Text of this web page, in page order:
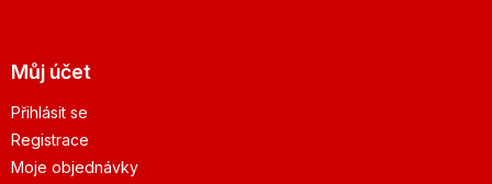
Můj účet
Přihlásit se
Registrace
Moje objednávky